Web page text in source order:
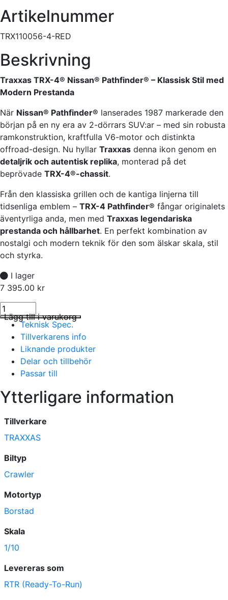
Artikelnummer
TRX110056-4-RED
Beskrivning
Traxxas TRX-4® Nissan® Pathfinder® – Klassisk Stil med
Modern Prestanda
När Nissan® Pathfinder® lanserades 1987 markerade den
början på en ny era av 2-dörrars SUV:ar – med sin robusta
ramkonstruktion, kraftfulla V6-motor och distinkta
offroad-design. Nu hyllar Traxxas denna ikon genom en
detaljrik och autentisk replika, monterad på det
beprövade TRX-4®-chassit.
Från den klassiska grillen och de kantiga linjerna till
tidsenliga emblem – TRX-4 Pathfinder® fångar originalets
äventyrliga anda, men med Traxxas legendariska
prestanda och hållbarhet. En perfekt kombination av
nostalgi och modern teknik för den som älskar skala, stil
och styrka.
I lager
7 395.00 kr
I lager
Traxxas TRX-4 Nissan Pathfinder Röd RTR mängd
Lägg till i varukorg
Teknisk Spec.
Tillverkarens info
Liknande produkter
Delar och tillbehör
Passar till
Ytterligare information
Tillverkare
TRAXXAS
Biltyp
Crawler
Motortyp
Borstad
Skala
1/10
Levereras som
RTR (Ready-To-Run)